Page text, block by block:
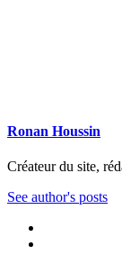
Ronan Houssin
Créateur du site,
See author's posts